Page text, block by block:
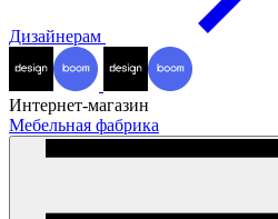
Дизайнерам
Интернет-магазин
Мебельная фабрика